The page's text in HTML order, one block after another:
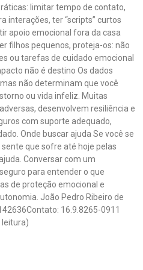
limitar tempo de contato,
interações, ter “scripts” curtos
apoio emocional fora da casa
filhos pequenos, proteja-os: não
ou tarefas de cuidado emocional
não é destino Os dados
não determinam que você
ou vida infeliz. Muitas
desenvolvem resiliência e
com suporte adequado,
Onde buscar ajuda Se você se
que sofre até hoje pelas
Conversar com um
para entender o que
de proteção emocional e
João Pedro Ribeiro de
16.9.8265-0911
leitura)